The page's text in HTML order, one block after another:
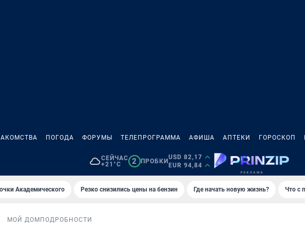
ПОГОДА ФОРУМЫ ТЕЛЕПРОГРАММА АФИША АПТЕКИ ГОРОСКОП
СЕЙЧАС
+21°C
2 ПРОБКИ
USD 82,17
EUR 94,84
Академического Резко снизились цены на бензин Где начать новую жизнь? Что с
МОЙ ДОМ ПОДРОБНОСТИ